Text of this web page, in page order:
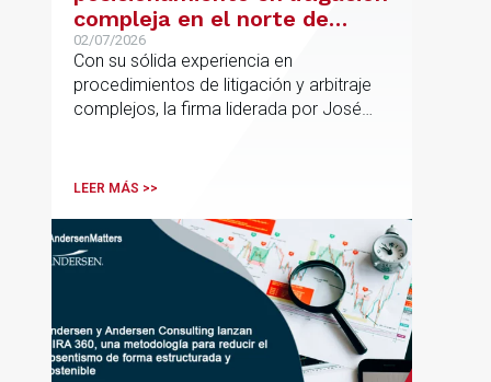
compleja en el norte de
España con la incorporación
de Rebeca Larena
02/07/2026
Con su sólida experiencia en
procedimientos de litigación y arbitraje
complejos, la firma liderada por José
posicionamiento en asesoramiento
LEER MÁS >>